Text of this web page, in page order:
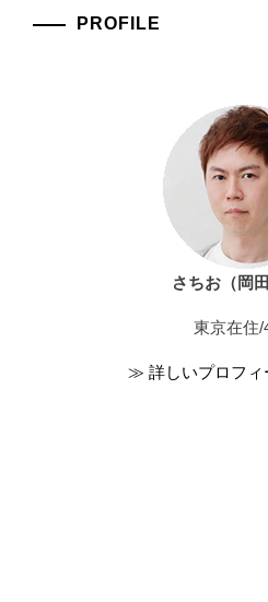
PROFILE
さちお（岡
東京在住/
≫ 詳しいプロフィ